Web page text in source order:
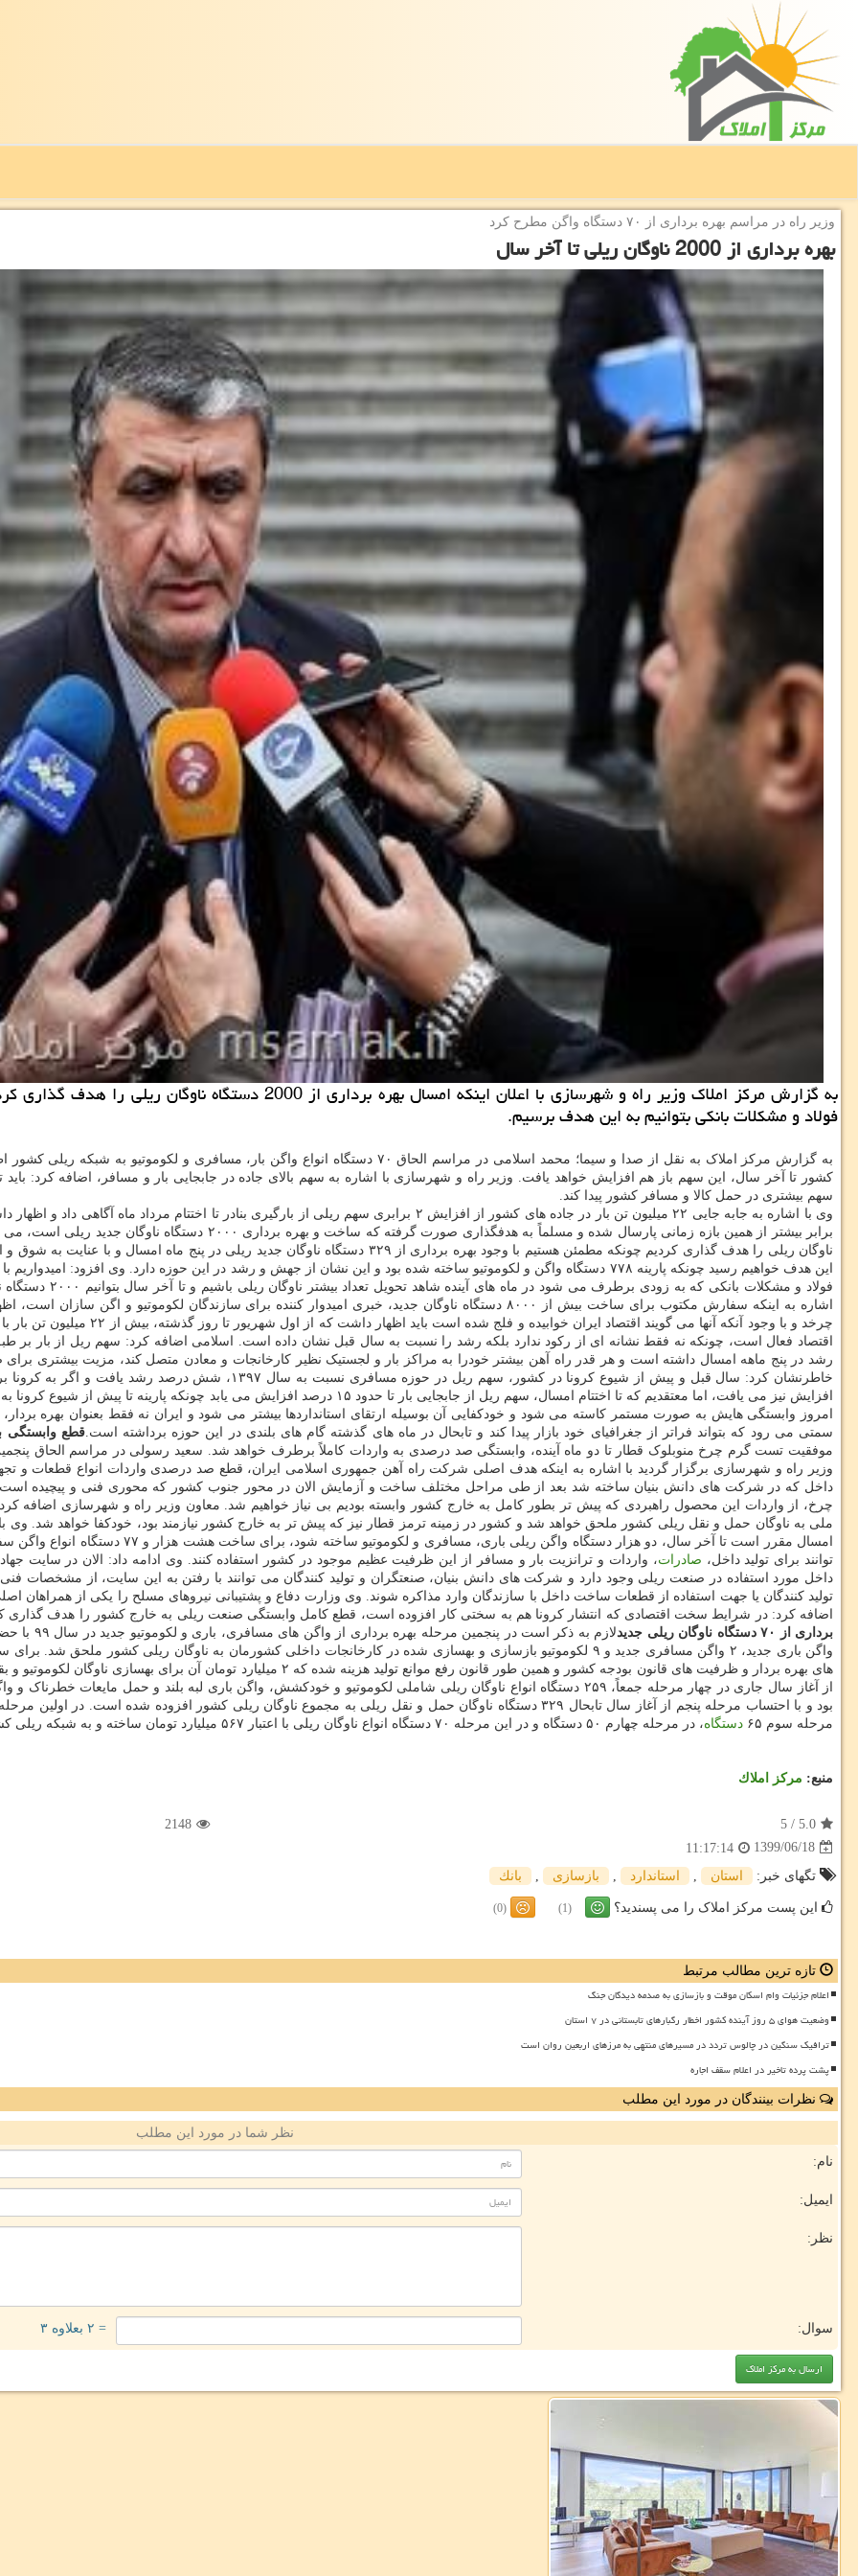
وزیر راه در مراسم بهره برداری از ۷۰ دستگاه واگن مطرح كرد
بهره برداری از 2000 ناوگان ریلی تا آخر سال
به گزارش مركز املاك وزیر راه و شهرسازی با اعلان اینكه امسال
فولاد و مشكلات بانكی بتوانیم به این هدف برسیم.
به گزارش مرکز املاک به نقل از صدا و سیما؛ محمد اسلامی در مراسم الحاق ۷۰ دستگاه انواع واگن
کشور تا آخر سال، این سهم باز هم افزایش خواهد یافت. وزیر راه و شهرسازی با اشاره به سهم بالای جاده در جابجایی بار و مسافر، اضافه کرد:
سهم بیشتری در حمل کالا و مسافر کشور پیدا کند.
ناوگان ریلی را هدف گذاری کردیم چونکه مطمئن هستیم با وجود بهره برداری از ۳۲۹ دستگاه ناوگان
این هدف خواهیم رسید چونکه پارینه ۷۷۸ دستگاه واگن و لکوموتیو ساخته شده بود و این نشان از جهش و رشد در این حوزه دارد. وی
فولاد و مشکلات
اشاره به اینکه سفارش مکتوب برای ساخت بیش از ۸۰۰۰ دستگاه ناوگان جدید، خبری امیدوار کننده برای سازندگان
چرخد و با وجود آنکه آنها می گویند
رشد در پنج ماهه امسال داشته است و هر قدر راه آهن بیشتر خودرا به مراکز بار و لجستیک نظیر کارخانجات و معادن متصل کند، مزیت بیشتری
خاطرنشان کرد: سال قبل و پیش از شیوع کرونا در کشور، سهم ریل در
امروز وابستگی هایش به صورت مستمر کاسته می شود و خودکفایی آن بوسیله ارتقای استانداردها بیشتر می شود و ایران نه فقط بعنوان بهره
سمتی می رود که بتواند فراتر از جغرافیای خود بازار پیدا کند و تابحال در ماه های گذشته گام های بلندی در این حوزه برداشته است.قطع وابستگی
موفقیت تست گرم چرخ منوبلوک قطار تا دو ماه آینده، وابستگی صد درصدی به واردات کاملاً برطرف خواهد شد. سعید رسولی در مراسم الحاق
وزیر راه و شهرسازی برگزار گردید با اشاره به اینکه هدف اصلی شرکت راه آهن جمهوری اسلامی ایران، قطع صد درصدی واردات انواع قطعات و
داخل که در شرکت های دانش بنیان ساخته شد بعد از طی مراحل مختلف ساخت و آزمایش الان در محور جنوب کشور که محوری فنی و پیچیده
چرخ، از واردات این محصول راهبردی که پیش تر بطور کامل به خارج کشور وابسته بودیم بی نیاز خواهیم شد. معاون وزیر راه و شهرسازی اضافه
ملی به ناوگان حمل و نقل ریلی کشور ملحق خواهد شد و کشور در زمینه ترمز قطار نیز که پیش تر به خارج کشور نیازمند بود، خودکفا خواهد شد.
امسال مقرر است تا آخر سال، دو هزار دستگاه
توانند برای تولید داخل، صادرات، واردات و ترانزیت بار و مسافر از این ظرفیت عظیم موجود در کشور استفاده کنند. وی ادامه داد: الان در سایت
داخل مورد استفاده در صنعت ریلی وجود دارد و شرکت های دانش بنیان، صنعتگران و تولید کنندگان می توانند با رفتن به این سایت، از مشخصات
تولید کنندگان یا جهت استفاده از قطعات ساخت داخل با سازندگان وارد مذاکره شوند. وی وزارت دفاع و پشتیبانی نیروهای مسلح را یکی از
اضافه کرد: در شرایط سخت اقتصادی که انتشار کرونا هم به سختی کار افزوده است، قطع کامل وابستگی صنعت ریلی به خارج کشور را هدف گذاری
برداری از ۷۰ دستگاه ناوگان ریلی جدید
های بهره بردار و ظرفیت های قانون بودجه کشور و همین طور قانون رفع موانع تولید
از آغاز سال جاری در چهار مرحله جمعاً، ۲۵۹ دستگاه انواع ناوگان ریلی شاملی لکوموتیو و خودکشش، واگن باری لبه بلند
مرحله سوم ۶۵ دستگاه، در مرحله چهارم ۵۰ دستگاه و در این مرحله ۷۰ دستگاه انواع ناوگان ریلی با اعتبار ۵۶۷ میلیارد تومان ساخته و به شبکه ریلی کشور اضافه شده اند.
منبع: مركز املاك
5.0
/
5
2148
1399/06/18
11:17:14
تگهای خبر:
استان , استاندارد , بازسازی , بانك
این پست مرکز املاک را می پسندید؟ (1)
(0)
تازه ترین مطالب مرتبط
اعلام جزئیات وام اسکان موقت و بازسازی به صدمه دیدگان جنگ
وضعیت هوای ۵ روز آینده کشور اخطار رگبارهای تابستانی در ۷ استان
ترافیک سنگین در چالوس تردد در مسیرهای منتهی به مرزهای اربعین روان است
پشت پرده تاخیر در اعلام سقف اجاره
نظرات بینندگان در مورد این مطلب
نظر شما در مورد این مطلب
نام:
ایمیل:
نظر:
سوال: = ۲ بعلاوه ۳